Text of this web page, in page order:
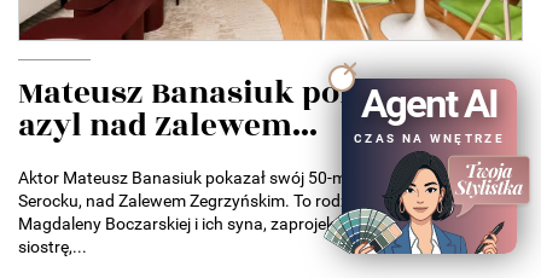
Mateusz Banasiuk pokazał swój
azyl nad Zalewem...
Aktor Mateusz Banasiuk pokazał swój 50-metrowy apartament w
Serocku, nad Zalewem Zegrzyńskim. To rodzinny azyl aktora,
Magdaleny Boczarskiej i ich syna, zaprojektowany przez jego
siostrę,...
Agent AI
CZAS NA WNĘTRZE